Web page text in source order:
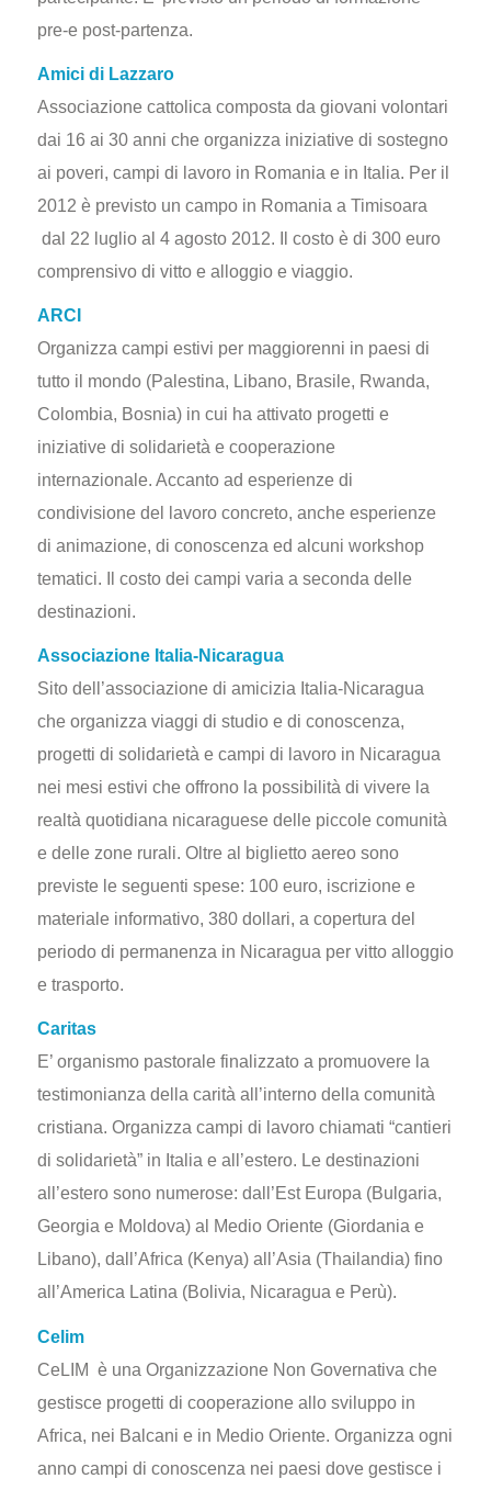
pre-e post-partenza.
Amici di Lazzaro
Associazione cattolica composta da giovani volontari
dai 16 ai 30 anni che organizza iniziative di sostegno
ai poveri, campi di lavoro in Romania e in Italia. Per il
2012 è previsto un campo in Romania a Timisoara
dal 22 luglio al 4 agosto 2012. Il costo è di 300 euro
comprensivo di vitto e alloggio e viaggio.
ARCI
Organizza campi estivi per maggiorenni in paesi di
tutto il mondo (Palestina, Libano, Brasile, Rwanda,
Colombia, Bosnia) in cui ha attivato progetti e
iniziative di solidarietà e cooperazione
internazionale. Accanto ad esperienze di
condivisione del lavoro concreto, anche esperienze
di animazione, di conoscenza ed alcuni workshop
tematici. Il costo dei campi varia a seconda delle
destinazioni.
Associazione Italia-Nicaragua
Sito dell’associazione di amicizia Italia-Nicaragua
che organizza viaggi di studio e di conoscenza,
progetti di solidarietà e campi di lavoro in Nicaragua
nei mesi estivi che offrono la possibilità di vivere la
realtà quotidiana nicaraguese delle piccole comunità
e delle zone rurali. Oltre al biglietto aereo sono
previste le seguenti spese: 100 euro, iscrizione e
materiale informativo, 380 dollari, a copertura del
periodo di permanenza in Nicaragua per vitto alloggio
e trasporto.
Caritas
E’ organismo pastorale finalizzato a promuovere la
testimonianza della carità all’interno della comunità
cristiana. Organizza campi di lavoro chiamati “cantieri
di solidarietà” in Italia e all’estero. Le destinazioni
all’estero sono numerose: dall’Est Europa (Bulgaria,
Georgia e Moldova) al Medio Oriente (Giordania e
Libano), dall’Africa (Kenya) all’Asia (Thailandia) fino
all’America Latina (Bolivia, Nicaragua e Perù).
Celim
CeLIM è una Organizzazione Non Governativa che
gestisce progetti di cooperazione allo sviluppo in
Africa, nei Balcani e in Medio Oriente. Organizza ogni
anno campi di conoscenza nei paesi dove gestisce i